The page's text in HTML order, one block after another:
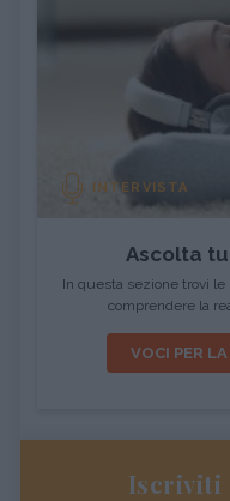
INTERVISTA
Ascolta
In questa sezione trovi
comprendere la
VOCI PER
Iscriviti